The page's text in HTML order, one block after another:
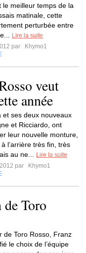
le meilleur temps de la
matinale, cette
perturbée entre
Lire la suite
par
Khymo1
veut
année
et ses deux nouveaux
et Ricciardo, ont
leur nouvelle monture,
l’arrière très fin, très
au ne...
Lire la suite
par
Khymo1
Toro
de Toro Rosso, Franz
le choix de l’équipe